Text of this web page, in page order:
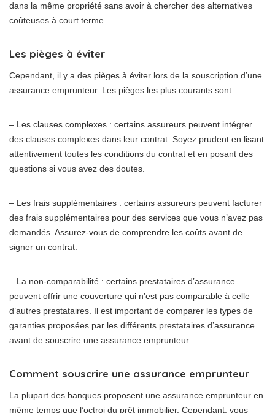
dans la même propriété sans avoir à chercher des alternatives
coûteuses à court terme.
Les pièges à éviter
Cependant, il y a des pièges à éviter lors de la souscription d’une
assurance emprunteur. Les pièges les plus courants sont :
– Les clauses complexes : certains assureurs peuvent intégrer
des clauses complexes dans leur contrat. Soyez prudent en lisant
attentivement toutes les conditions du contrat et en posant des
questions si vous avez des doutes.
– Les frais supplémentaires : certains assureurs peuvent facturer
des frais supplémentaires pour des services que vous n’avez pas
demandés. Assurez-vous de comprendre les coûts avant de
signer un contrat.
– La non-comparabilité : certains prestataires d’assurance
peuvent offrir une couverture qui n’est pas comparable à celle
d’autres prestataires. Il est important de comparer les types de
garanties proposées par les différents prestataires d’assurance
avant de souscrire une assurance emprunteur.
Comment souscrire une assurance emprunteur
La plupart des banques proposent une assurance emprunteur en
même temps que l’octroi du prêt immobilier. Cependant, vous